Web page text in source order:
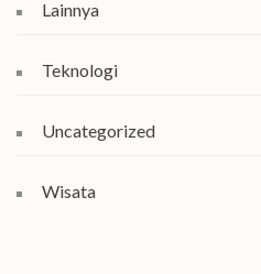
Lainnya
Teknologi
Uncategorized
Wisata